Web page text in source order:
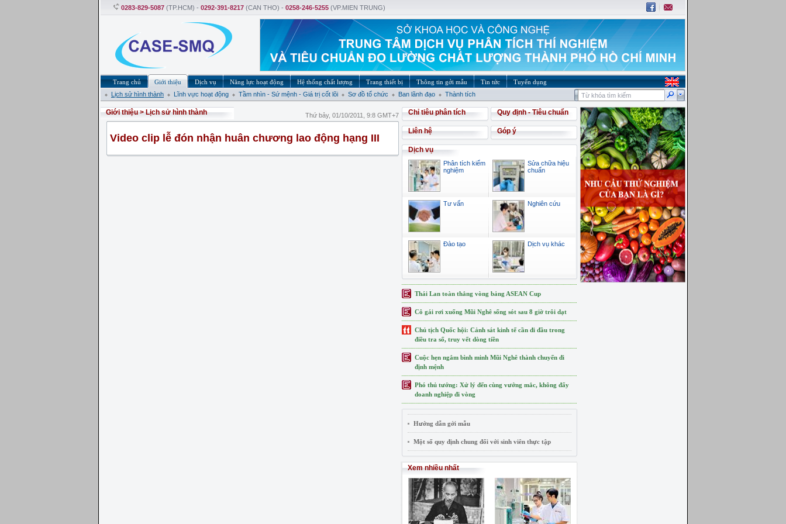
0283-829-5087 (TP.HCM) - 0292-391-8217 (CAN THO) - 0258-246-5255 (VP.MIEN TRUNG)
Trang chủ
Giới thiệu
Lịch sử hình thành
Lĩnh vực hoạt động Tầm nhìn - Sứ mệnh - Giá trị cốt lõi Sơ đồ tổ chức Ban lãnh đạo Thành tích
Dịch vụ Năng lực hoạt động Hệ thống chất lượng Trang thiết bị Thông tin gởi mẫu Tin tức Tuyển dụng
Giới thiệu>Lịch sử hình thành Thứ bảy, 01/10/2011, 9:8 GMT+7
Video clip lễ đón nhận huân chương lao động hạng III
Chỉ tiêu phân tích Quy định - Tiêu chuẩn
Liên hệ Góp ý
Dịch vụ
Phân tích kiểm
nghiệm
Sửa chữa hiệu
chuẩn
Tư vấn Nghiên cứu
Đào tạo Dịch vụ khác
Thái Lan toàn thắng vòng bảng ASEAN Cup
Cô gái rơi xuống Mũi Nghê sống sót sau 8 giờ trôi dạt
Chủ tịch Quốc hội: Cảnh sát kinh tế cần đi đầu trong
điều tra số, truy vết dòng tiền
Cuộc hẹn ngắm bình minh Mũi Nghê thành chuyến đi
định mệnh
Phó thủ tướng: Xử lý đến cùng vướng mắc, không đẩy
doanh nghiệp đi vòng
Hướng dẫn gởi mẫu
Một số quy định chung đối với sinh viên thực tập
Xem nhiều nhất